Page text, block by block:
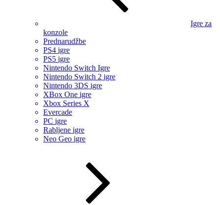
Igre za
konzole
Prednarudžbe
PS4 igre
PS5 igre
Nintendo Switch Igre
Nintendo Switch 2 igre
Nintendo 3DS igre
XBox One igre
Xbox Series X
Evercade
PC igre
Rabljene igre
Neo Geo igre